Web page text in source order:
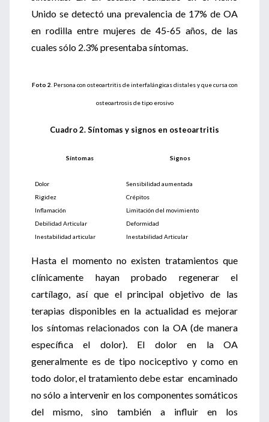
Unido se detectó una prevalencia de 17% de OA
en rodilla entre mujeres de 45-65 años, de las
cuales sólo 2.3% presentaba síntomas.
Foto 2 . Persona con osteoartritis de interfalángicas distales y que cursa con
osteoartrosis de tipo erosivo
Cuadro 2. Síntomas y signos en osteoartritis
Síntomas Signos
Dolor
Sensibilidad aumentada
Rigidez
Crépitos
Inflamación
Limitación del movimiento
Debilidad Articular
Deformidad
Inestabilidad articular
Inestabilidad Articular
Hasta el momento no existen tratamientos que
clínicamente hayan probado regenerar el
cartílago, así que el principal objetivo de las
terapias disponibles en la actualidad es mejorar
los síntomas relacionados con la OA (de manera
específica el dolor). El dolor en la OA
generalmente es de tipo nociceptivo y como en
todo dolor, el tratamiento debe estar encaminado
no sólo a intervenir en los componentes somáticos
del mismo, sino también a influir en los